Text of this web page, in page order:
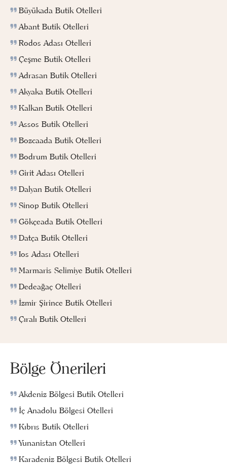
Büyükada Butik Otelleri
Abant Butik Otelleri
Rodos Adası Otelleri
Çeşme Butik Otelleri
Adrasan Butik Otelleri
Akyaka Butik Otelleri
Kalkan Butik Otelleri
Assos Butik Otelleri
Bozcaada Butik Otelleri
Bodrum Butik Otelleri
Girit Adası Otelleri
Dalyan Butik Otelleri
Sinop Butik Otelleri
Gökçeada Butik Otelleri
Datça Butik Otelleri
Ios Adası Otelleri
Marmaris Selimiye Butik Otelleri
Dedeağaç Otelleri
İzmir Şirince Butik Otelleri
Çıralı Butik Otelleri
Bölge Önerileri
Akdeniz Bölgesi Butik Otelleri
İç Anadolu Bölgesi Otelleri
Kıbrıs Butik Otelleri
Yunanistan Otelleri
Karadeniz Bölgesi Butik Otelleri